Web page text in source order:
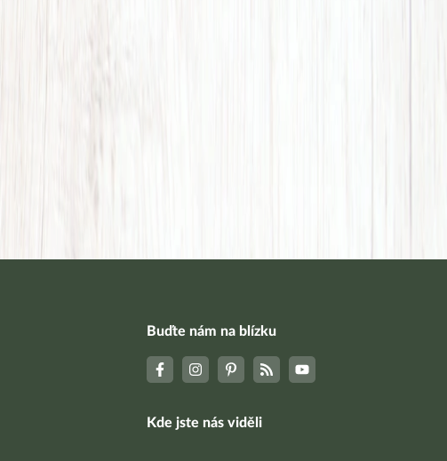
Buďte nám na blízku
Kde jste nás viděli